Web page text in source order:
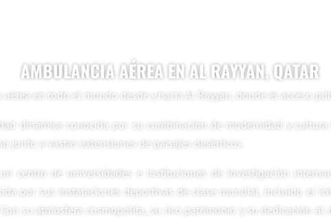
AMBULANCIA AÉREA EN AL RAYYAN, QATAR
en todo el mundo desde y hacia Al Rayyan, donde el acceso
dinámica conocida por su combinación de modernidad y
junto a vastas extensiones de paisajes desérticos.
centro de universidades e instituciones de investigación
por sus instalaciones deportivas de clase mundial, incluido el
su atmósfera cosmopolita, su rico patrimonio y su dedicación al